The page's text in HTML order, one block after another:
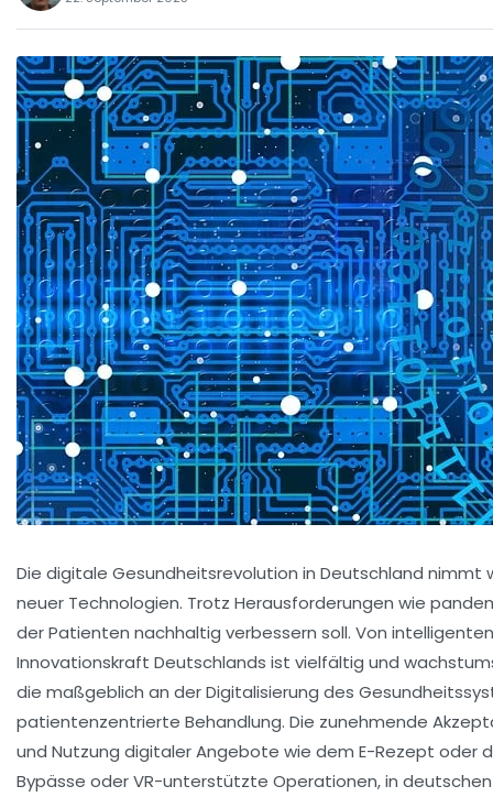
Die digitale Gesundheitsrevolution in Deutschland
neuer Technologien. Trotz Herausforderungen wie
der Patienten nachhaltig verbessern soll. Von
Innovationskraft Deutschlands ist vielfältig und
die maßgeblich an der Digitalisierung des
patientenzentrierte Behandlung. Die zunehmende
und Nutzung digitaler Angebote wie dem E-Rezept oder
Bypässe oder VR-unterstützte Operationen, in